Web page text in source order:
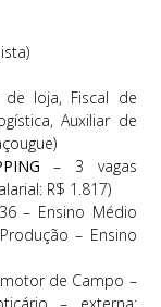
de loja, Fiscal de
Auxiliar de
– 3 vagas
R$ 1.817)
– Ensino Médio
– Ensino
de Campo –